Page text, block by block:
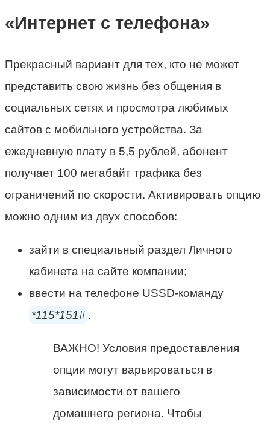
«Интернет с телефона»
Прекрасный вариант для тех, кто не может
представить свою жизнь без общения в
социальных сетях и просмотра любимых
сайтов с мобильного устройства. За
ежедневную плату в 5,5 рублей, абонент
получает 100 мегабайт трафика без
ограничений по скорости. Активировать опцию
можно одним из двух способов:
зайти в специальный раздел Личного
кабинета на сайте компании;
ввести на телефоне USSD-команду
*115*151# .
ВАЖНО! Условия предоставления
опции могут варьироваться в
зависимости от вашего
домашнего региона. Чтобы